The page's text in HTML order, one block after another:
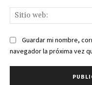
Guardar mi nombre,
navegador la próxima vez